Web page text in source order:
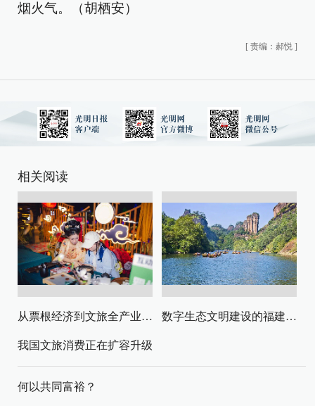
烟火气。（胡栖安）
[ 责编：郝悦 ]
相关阅读
从票根经济到文旅全产业链升级 数字生态文明建设的福建路径与启示
我国文旅消费正在扩容升级
何以共同富裕？